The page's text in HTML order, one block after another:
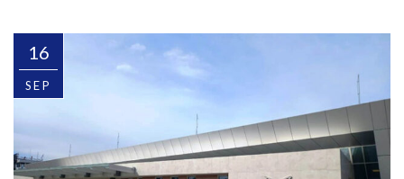
16
SEP